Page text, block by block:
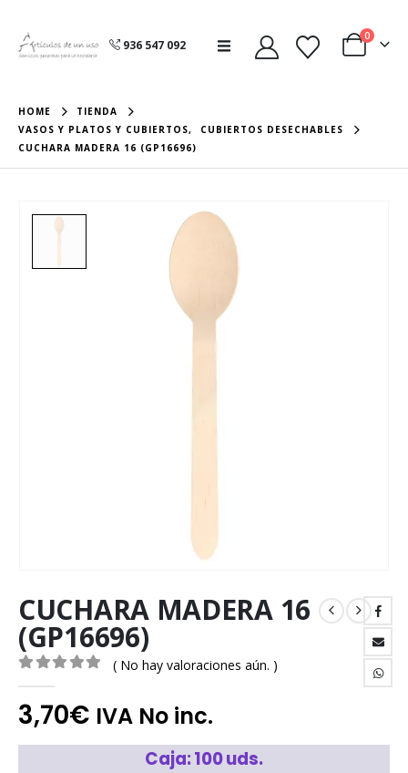
936 547 092
0
HOME
TIENDA
VASOS Y PLATOS Y CUBIERTOS,
CUBIERTOS DESECHABLES
CUCHARA MADERA 16 (GP16696)
CUCHARA MADERA 16
(GP16696)
( No hay valoraciones aún. )
3,70€ IVA No inc.
Caja: 100 uds.